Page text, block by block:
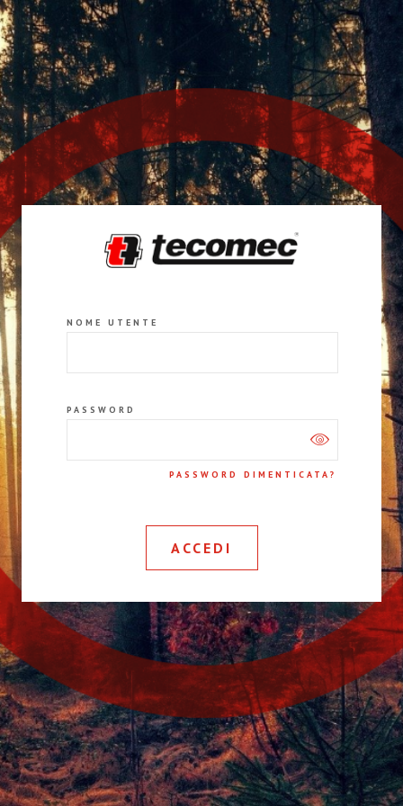
NOME UTENTE
PASSWORD
PASSWORD DIMENTICATA?
ACCEDI